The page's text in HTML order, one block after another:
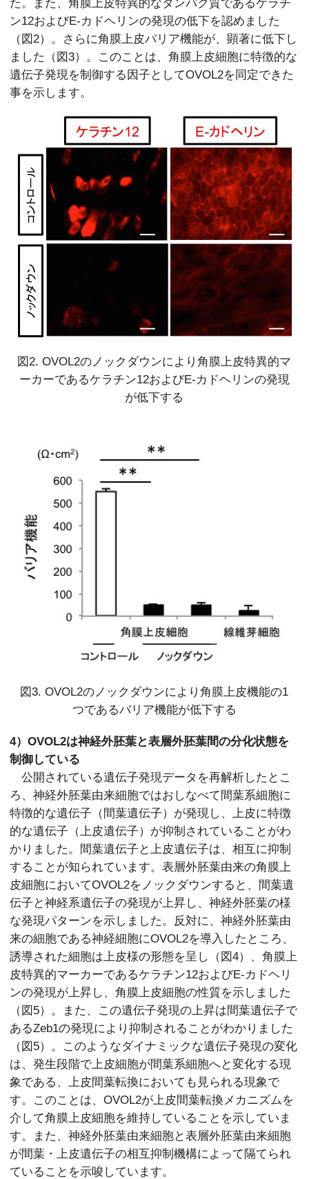
た。また、角膜上皮特異的なタンパク質であるケラチ
ン12およびE-カドヘリンの発現の低下を認めました
（図2）。さらに角膜上皮バリア機能が、顕著に低下し
ました（図3）。このことは、角膜上皮細胞に特徴的な
遺伝子発現を制御する因子としてOVOL2を同定できた
事を示します。
図2. OVOL2のノックダウンにより角膜上皮特異的マ
ーカーであるケラチン12およびE-カドヘリンの発現
が低下する
図3. OVOL2のノックダウンにより角膜上皮機能の1
つであるバリア機能が低下する
4）OVOL2は神経外胚葉と表層外胚葉間の分化状態を
制御している
公開されている遺伝子発現データを再解析したとこ
ろ、神経外胚葉由来細胞ではおしなべて間葉系細胞に
特徴的な遺伝子（間葉遺伝子）が発現し、上皮に特徴
的な遺伝子（上皮遺伝子）が抑制されていることがわ
かりました。間葉遺伝子と上皮遺伝子は、相互に抑制
することが知られています。表層外胚葉由来の角膜上
皮細胞においてOVOL2をノックダウンすると、間葉遺
伝子と神経系遺伝子の発現が上昇し、神経外胚葉の様
な発現パターンを示しました。反対に、神経外胚葉由
来の細胞である神経細胞にOVOL2を導入したところ、
誘導された細胞は上皮様の形態を呈し（図4）、角膜上
皮特異的マーカーであるケラチン12およびE-カドヘリ
ンの発現が上昇し、角膜上皮細胞の性質を示しました
（図5）。また、この遺伝子発現の上昇は間葉遺伝子で
あるZeb1の発現により抑制されることがわかりました
（図5）。このようなダイナミックな遺伝子発現の変化
は、発生段階で上皮細胞が間葉系細胞へと変化する現
象である、上皮間葉転換においても見られる現象で
す。このことは、OVOL2が上皮間葉転換メカニズムを
介して角膜上皮細胞を維持していることを示していま
す。また、神経外胚葉由来細胞と表層外胚葉由来細胞
が間葉・上皮遺伝子の相互抑制機構によって隔てられ
ていることを示唆しています。